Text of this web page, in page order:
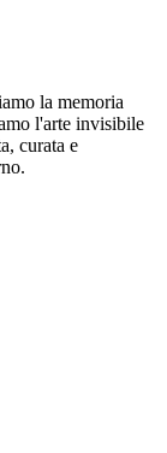
la memoria
l'arte invisibile
curata e